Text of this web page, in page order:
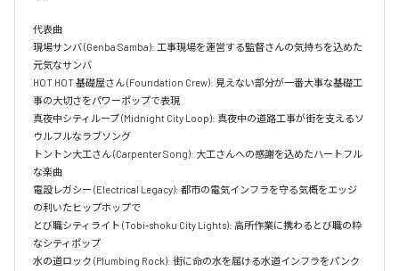
代表曲
現場サンバ (Genba Samba): 工事現場を運営する監督さんの気持ちを込めた
元気なサンバ
HOT HOT 基礎屋さん (Foundation Crew): 見えない部分が一番大事な基礎工
事の大切さをパワーポップで表現
真夜中シティループ (Midnight City Loop): 真夜中の道路工事が街を支えるソ
ウルフルなラブソング
トントン大工さん (Carpenter Song): 大工さんへの感謝を込めたハートフル
な楽曲
電設レガシー (Electrical Legacy): 都市の電気インフラを守る気概をエッジ
の利いたヒップホップで
とび職シティライト (Tobi-shoku City Lights): 高所作業に携わるとび職の粋
なシティポップ
水の道ロック (Plumbing Rock): 街に命の水を届ける水道インフラをパンク